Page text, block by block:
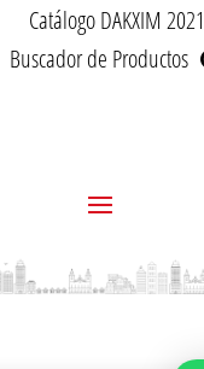
Catálogo DAKXIM 2021
Buscador de Productos